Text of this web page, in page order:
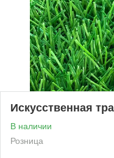
Искусственная
В наличии
Розница